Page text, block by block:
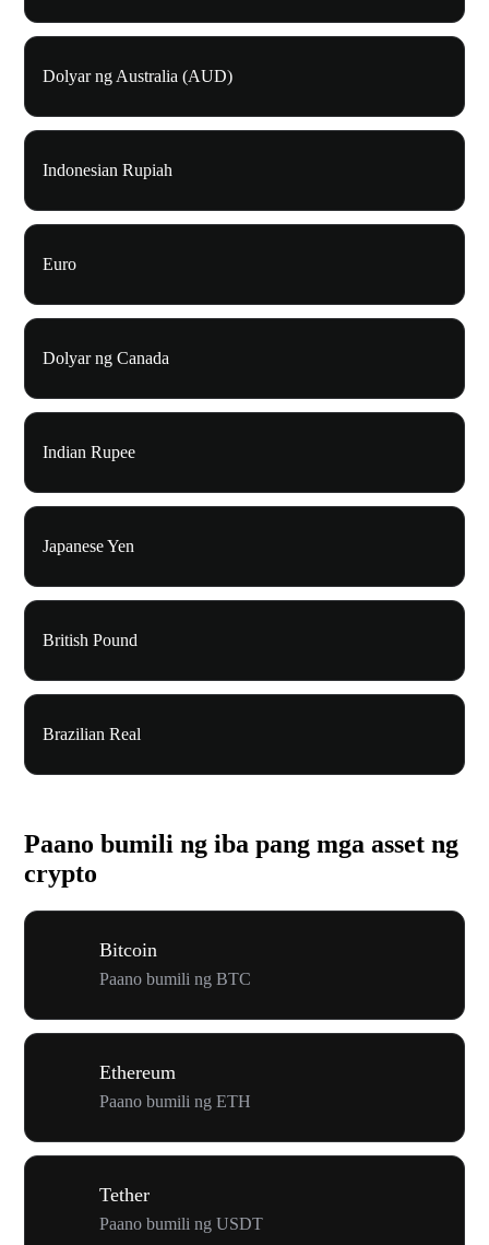
Dolyar ng Australia (AUD)
Indonesian Rupiah
Euro
Dolyar ng Canada
Indian Rupee
Japanese Yen
British Pound
Brazilian Real
Paano bumili ng iba pang mga asset ng
crypto
Bitcoin
Paano bumili ng BTC
Ethereum
Paano bumili ng ETH
Tether
Paano bumili ng USDT